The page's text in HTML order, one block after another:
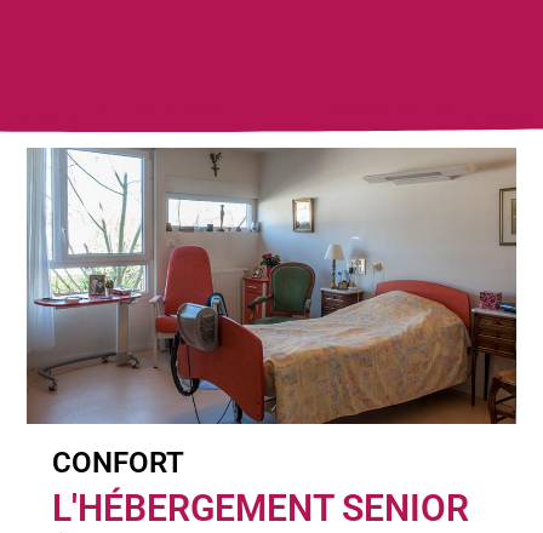
CONFORT
L'HÉBERGEMENT SENIOR